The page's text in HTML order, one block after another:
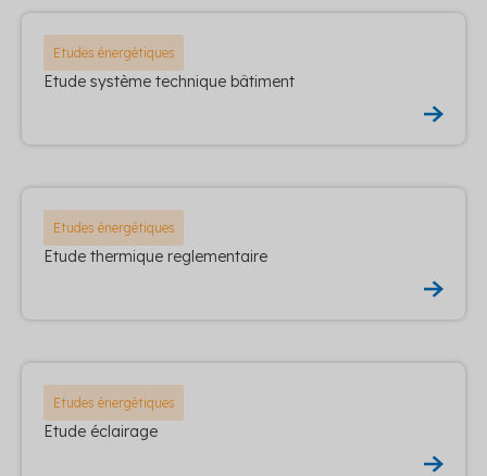
Etudes énergétiques
Etude système technique bâtiment
Etudes énergétiques
Etude thermique reglementaire
Etudes énergétiques
Etude éclairage